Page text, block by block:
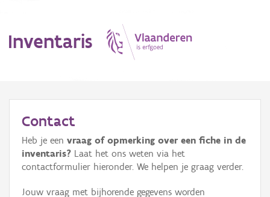
Inventaris
Erfgoedobject
Aanduidingsobject
Contact
Heb je een vraag of opmerking over een fiche in de
inventaris? Laat het ons weten via het
contactformulier hieronder. We helpen je graag verder.
Jouw vraag met bijhorende gegevens worden